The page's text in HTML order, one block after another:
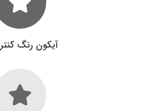
آیکون رنگ